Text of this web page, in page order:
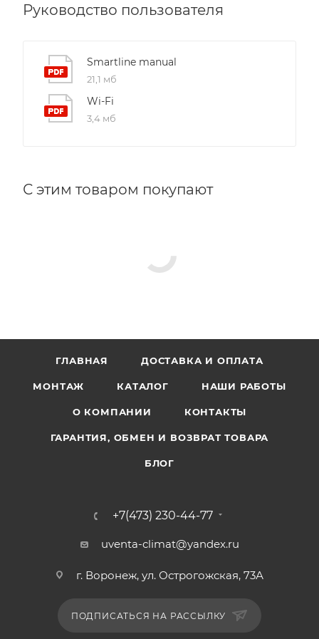
Руководство пользователя
Smartline manual
21,1 мб
Wi-Fi
3,4 мб
С этим товаром покупают
ГЛАВНАЯ ДОСТАВКА И ОПЛАТА
МОНТАЖ КАТАЛОГ НАШИ РАБОТЫ
О КОМПАНИИ КОНТАКТЫ
ГАРАНТИЯ, ОБМЕН И ВОЗВРАТ ТОВАРА
БЛОГ
+7(473) 230-44-77
uventa-climat@yandex.ru
г. Воронеж, ул. Острогожская, 73А
ПОДПИСАТЬСЯ НА РАССЫЛКУ